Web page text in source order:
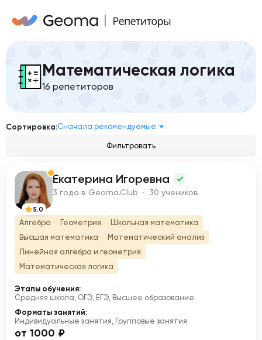
Математическая логика
16 репетиторов
Сортировка:Сначала рекомендуемые
Фильтровать
Е
5.0
Екатерина Игоревна
3 года в Geoma.Club · 30 учеников
Алгебра Геометрия
Школьная математика
Высшая математика
Математический анализ
Линейная алгебра и геометрия
Математическая логика
Этапы обучения:
Средняя школа, ОГЭ, ЕГЭ, Высшее образование
Форматы занятий:
Индивидуальные занятия, Групповые занятия
от 1000 ₽